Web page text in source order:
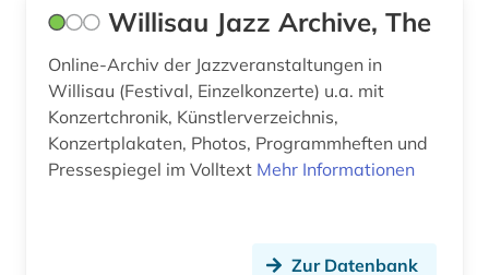
buddhismus (2)
bulgarien (1)
bundesarchiv-bildarchiv (1)
bundesstiftung zur aufarbeitung der sed-
diktatur (1)
Willisau Jazz Archive, The
Online-Archiv der Jazzveranstaltungen in
Willisau (Festival, Einzelkonzerte) u.a. mit
Konzertchronik, Künstlerverzeichnis,
Konzertplakaten, Photos, Programmheften und
Pressespiegel im Volltext Mehr Informationen
Zur Datenbank